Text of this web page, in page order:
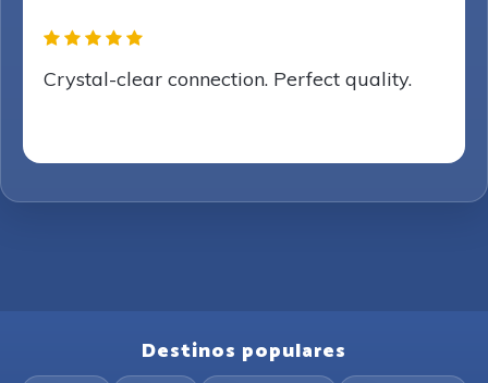
Crystal-clear connection. Perfect quality.
Destinos populares